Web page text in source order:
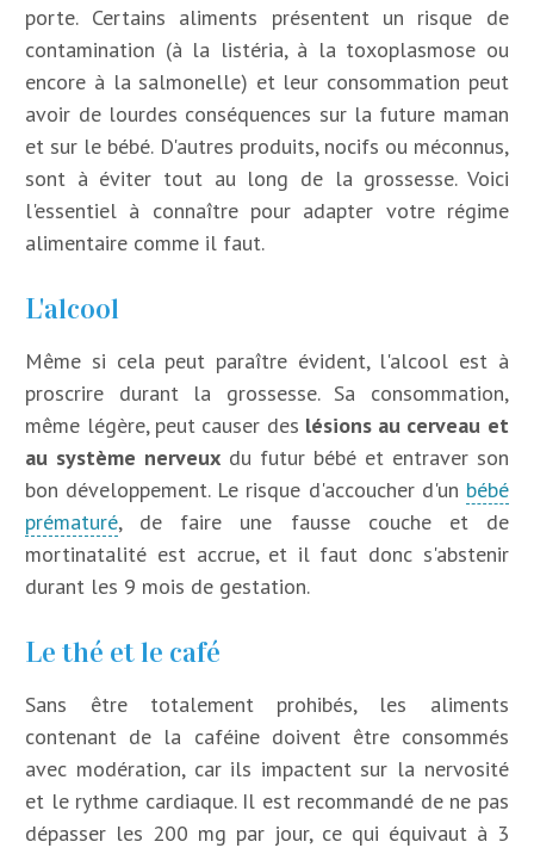
porte. Certains aliments présentent un risque de
contamination (à la listéria, à la toxoplasmose ou
encore à la salmonelle) et leur consommation peut
avoir de lourdes conséquences sur la future maman
et sur le bébé. D'autres produits, nocifs ou méconnus,
sont à éviter tout au long de la grossesse. Voici
l'essentiel à connaître pour adapter votre régime
alimentaire comme il faut.
L'alcool
Même si cela peut paraître évident, l'alcool est à
proscrire durant la grossesse. Sa consommation,
même légère, peut causer des lésions au cerveau et
au système nerveux du futur bébé et entraver son
bon développement. Le risque d'accoucher d'un bébé
prématuré, de faire une fausse couche et de
mortinatalité est accrue, et il faut donc s'abstenir
durant les 9 mois de gestation.
Le thé et le café
Sans être totalement prohibés, les aliments
contenant de la caféine doivent être consommés
avec modération, car ils impactent sur la nervosité
et le rythme cardiaque. Il est recommandé de ne pas
dépasser les 200 mg par jour, ce qui équivaut à 3